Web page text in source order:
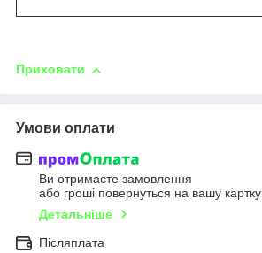
Приховати
Умови оплати
Ви отримаєте замовлення
або гроші повернуться на вашу картку
Детальніше
Післяплата